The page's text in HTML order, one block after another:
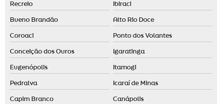
Recreio Ibiraci
Bueno Brandão Alto Rio Doce
Coroaci Ponto dos Volantes
Conceição dos Ouros Igaratinga
Eugenópolis Itamogi
Pedralva Icaraí de Minas
Capim Branco Canápolis